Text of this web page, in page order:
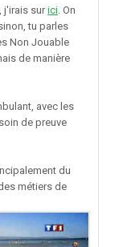
j'irais surici. On
tu parles
Non Jouable
de manière
avec les
de preuve
du
métiers de